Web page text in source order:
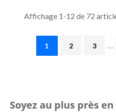
Affichage 1-12 de 72
1 2 3 …
Soyez au plus près